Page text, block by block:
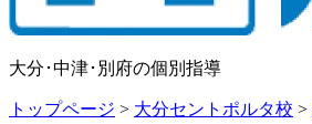
大分･中津･別府の個別指導
トップページ > 大分セントポルタ校 >